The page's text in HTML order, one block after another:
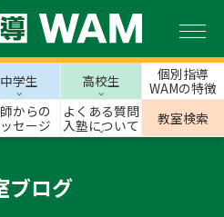
中学生 高校生
個別指導
WAMの特徴
からの
セージ
よくある質問
入塾について
教室検索
ブログ